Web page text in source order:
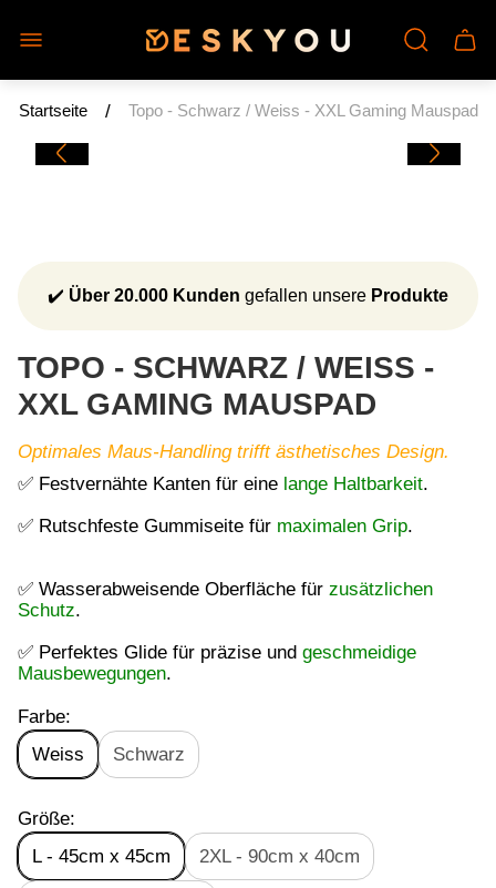
Laden-
Logo"
Startseite / Topo - Schwarz / Weiss - XXL Gaming Mauspad
✔️ Über 20.000 Kunden gefallen unsere Produkte
TOPO - SCHWARZ / WEISS -
XXL GAMING MAUSPAD
Optimales Maus-Handling trifft ästhetisches Design.
✅ Festvernähte Kanten für eine lange Haltbarkeit.
✅ Rutschfeste Gummiseite für maximalen Grip.
✅ Wasserabweisende Oberfläche für zusätzlichen
Schutz.
✅ Perfektes Glide für präzise und geschmeidige
Mausbewegungen.
Farbe:
Weiss
Schwarz
Größe:
L - 45cm x 45cm
2XL - 90cm x 40cm